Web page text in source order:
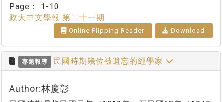
Page： 1-10
政大中文學報 第二十一期
Online Flipping Reader Download
專題報導 民國時期幾位被遺忘的經學家
Author:林慶彰